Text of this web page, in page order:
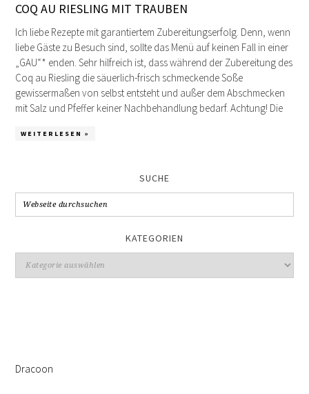
COQ AU RIESLING MIT TRAUBEN
Ich liebe Rezepte mit garantiertem Zubereitungserfolg. Denn, wenn
liebe Gäste zu Besuch sind, sollte das Menü auf keinen Fall in einer
„GAU“* enden. Sehr hilfreich ist, dass während der Zubereitung des
Coq au Riesling die säuerlich-frisch schmeckende Soße
gewissermaßen von selbst entsteht und außer dem Abschmecken
mit Salz und Pfeffer keiner Nachbehandlung bedarf. Achtung! Die
WEITERLESEN »
SUCHE
KATEGORIEN
Kategorien
Dracoon